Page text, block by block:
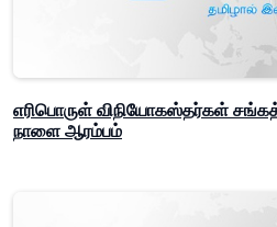
எரிபொருள் விநியோகஸ்தர்கள்
நாளை ஆரம்பம்